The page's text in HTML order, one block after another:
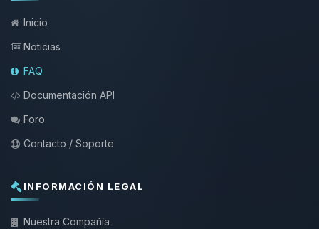
Inicio
Noticias
FAQ
Documentación API
Foro
Contacto / Soporte
INFORMACIÓN LEGAL
Nuestra Compañía